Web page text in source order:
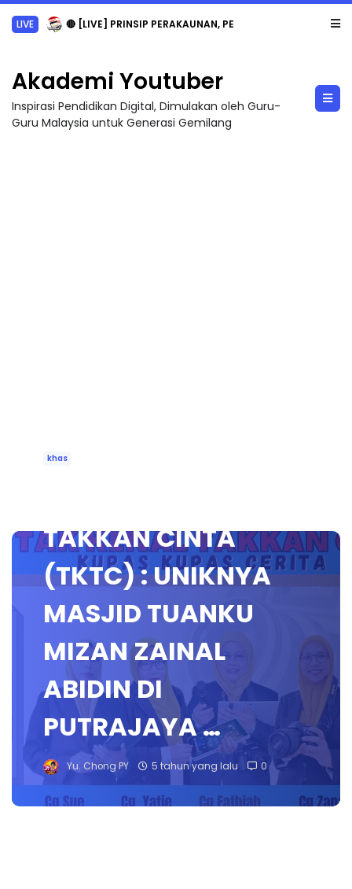
LIVE 🔴 [LIVE] PRINSIP PERAKAUNAN, PECUT SKOR SOALAN 1 TRIAL OLEH CIKGU WAN...
Akademi Youtuber
Inspirasi Pendidikan Digital, Dimulakan oleh Guru-
Guru Malaysia untuk Generasi Gemilang
khas
TAKKAN CINTA
(TKTC) : UNIKNYA
MASJID TUANKU
MIZAN ZAINAL
ABIDIN DI
PUTRAJAYA …
Yu. Chong PY 5 tahun yang lalu 0